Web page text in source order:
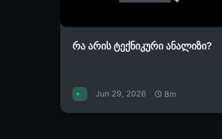
რა არის ტექნიკური ანალიზი?
Jun 29, 2026 8m